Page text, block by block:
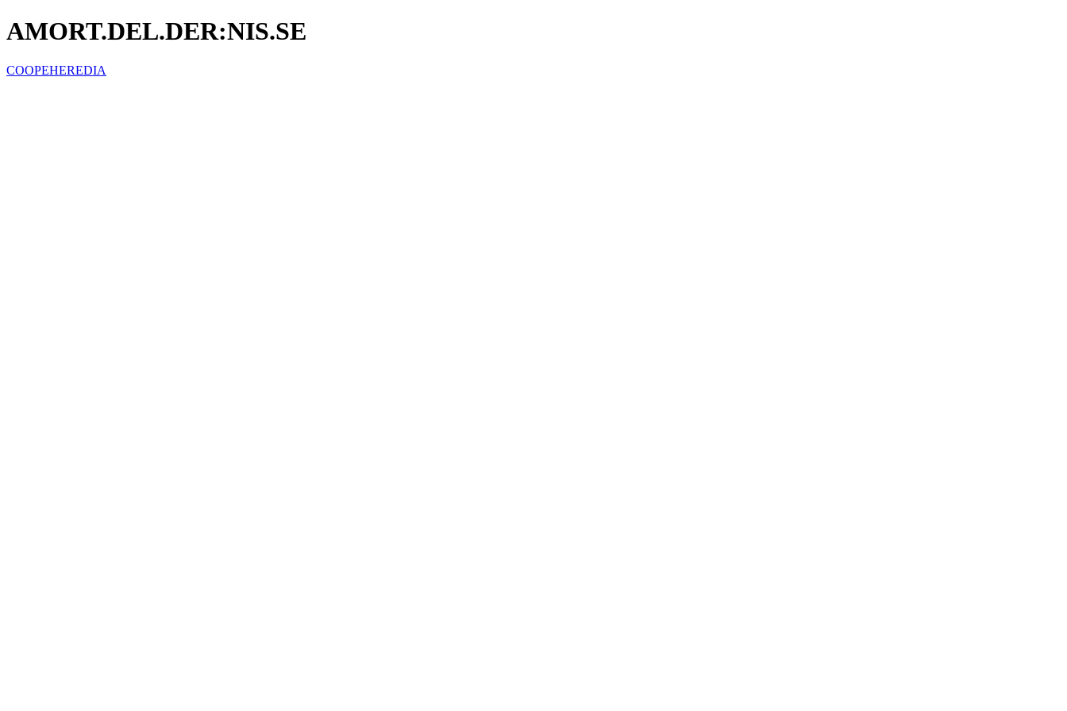
AMORT.DEL.DER:NIS.SE
COOPEHEREDIA